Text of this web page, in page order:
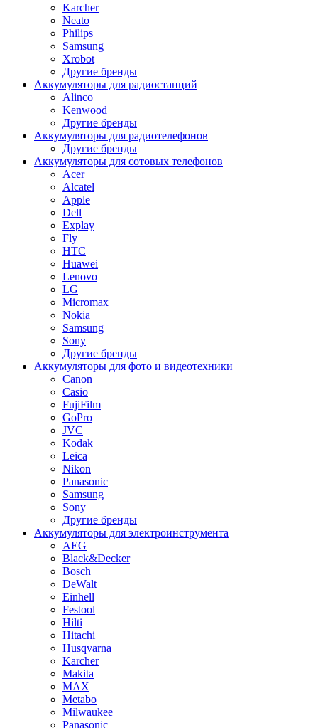
Karcher
Neato
Philips
Samsung
Xrobot
Другие бренды
Аккумуляторы для радиостанций
Alinco
Kenwood
Другие бренды
Аккумуляторы для радиотелефонов
Другие бренды
Аккумуляторы для сотовых телефонов
Acer
Alcatel
Apple
Dell
Explay
Fly
HTC
Huawei
Lenovo
LG
Micromax
Nokia
Samsung
Sony
Другие бренды
Аккумуляторы для фото и видеотехники
Canon
Casio
FujiFilm
GoPro
JVC
Kodak
Leica
Nikon
Panasonic
Samsung
Sony
Другие бренды
Аккумуляторы для электроинструмента
AEG
Black&Decker
Bosch
DeWalt
Einhell
Festool
Hilti
Hitachi
Husqvarna
Karcher
Makita
MAX
Metabo
Milwaukee
Panasonic